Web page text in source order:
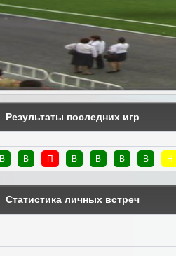
Результаты последних игр
В В П В В В В Н
Статистика личных встреч